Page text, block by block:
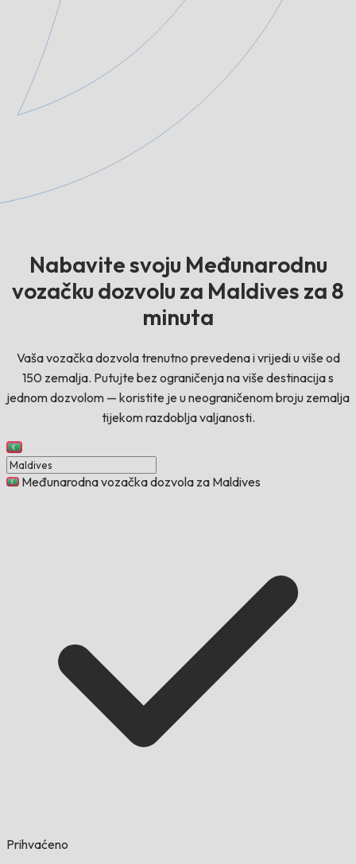
Nabavite svoju Međunarodnu
vozačku dozvolu za Maldives za 8
minuta
Vaša vozačka dozvola trenutno prevedena i vrijedi u više od
150 zemalja. Putujte bez ograničenja na više destinacija s
jednom dozvolom — koristite je u neograničenom broju zemalja
tijekom razdoblja valjanosti.
Međunarodna vozačka dozvola za Maldives
Prihvaćeno